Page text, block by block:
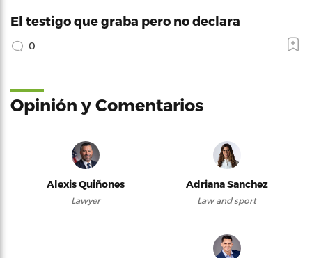
El testigo que graba pero no declara
0
Opinión y Comentarios
Alexis Quiñones
Lawyer
Adriana Sanchez
Law and sport